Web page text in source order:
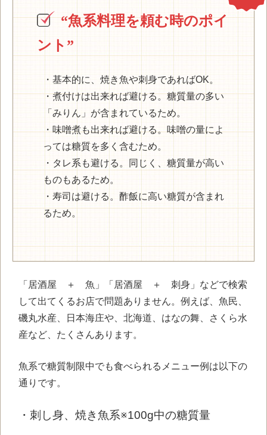
“魚系料理を頼む時のポイ
ント”
・基本的に、焼き魚や刺身であればOK。
・煮付けは出来れば避ける。糖質量の多い
「みりん」が含まれているため。
・味噌煮も出来れば避ける。味噌の量によ
っては糖質を多く含むため。
・タレ系も避ける。同じく、糖質量が高い
ものもあるため。
・寿司は避ける。酢飯に高い糖質が含まれ
るため。
「居酒屋 ＋ 魚」「居酒屋 ＋ 刺身」などで検索
して出てくるお店で問題ありません。例えば、魚民、
磯丸水産、日本海庄や、北海道、はなの舞、さくら水
産など、たくさんあります。
魚系で糖質制限中でも食べられるメニュー例は以下の
通りです。
・刺し身、焼き魚系※100g中の糖質量